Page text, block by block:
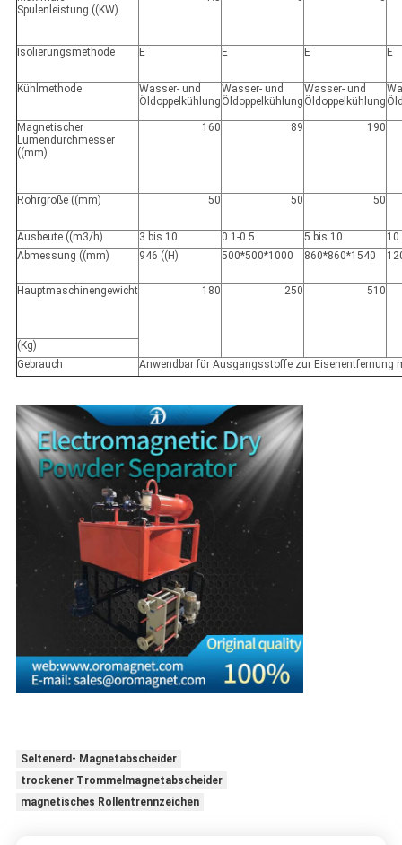
Spulenleistung ((KW)
Isolierungsmethode E E E E
Kühlmethode
Wasser- und
Öldoppelkühlung
Wasser- und
Öldoppelkühlung
Wasser- und
Öldoppelkühlung
Magnetischer
Lumendurchmesser
((mm)
160 89 190
Rohrgröße ((mm) 50 50 50
Ausbeute ((m3/h) 3 bis 10 0.1-0.5 5 bis 10
10
Abmessung ((mm)
946 ((H) 500*500*1000 860*860*1540
Hauptmaschinengewicht 180 250 510
(Kg)
Gebrauch
Anwendbar für Ausgangsstoffe zur Eisenentfernung
Seltenerd- Magnetabscheider
trockener Trommelmagnetabscheider
magnetisches Rollentrennzeichen